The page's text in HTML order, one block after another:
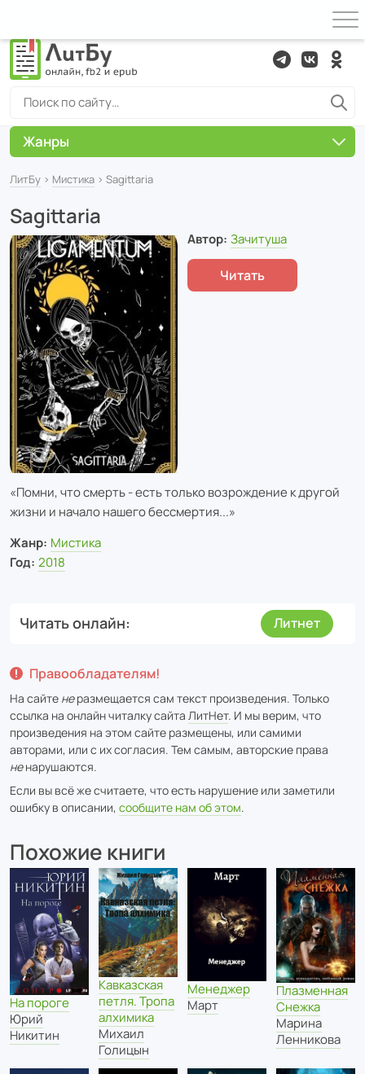
ЛитБу › Мистика › Sagittaria
Sagittaria
Автор: Зачитуша
Читать
«Помни, что смерть - есть только возрождение к другой
жизни и начало нашего бессмертия...»
Жанр: Мистика
Год: 2018
Читать онлайн Литнет
Правообладателям!
На сайте неразмещается сам текст произведения. Только
ссылка на онлайн читалку сайта ЛитНет. И мы верим, что
произведения на этом сайте размещены, или самими
авторами, или с их согласия. Тем самым, авторские права
ненарушаются.
Если вы всё же считаете, что есть нарушение или заметили
ошибку в описании, сообщите нам об этом.
Похожие книги
На пороге
Юрий
Никитин
Кавказская
петля. Тропа
алхимика
Михаил
Голицын
Менеджер
Март
Плазменная
Снежка
Марина
Ленникова
Жанры